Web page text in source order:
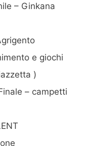
– Ginkana
e giochi
)
– campetti